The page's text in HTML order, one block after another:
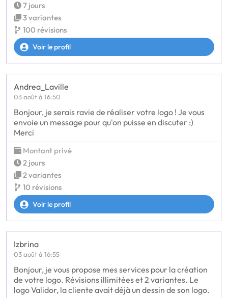
7 jours
3 variantes
100 révisions
Voir le profil
Andrea_Laville
03 août à 16:50
Bonjour, je serais ravie de réaliser votre logo ! Je vous
envoie un message pour qu'on puisse en discuter :)
Merci
Montant privé
2 jours
2 variantes
10 révisions
Voir le profil
Izbrina
03 août à 16:55
Bonjour, je vous propose mes services pour la création
de votre logo. Révisions illimitées et 2 variantes. Le
logo Validor, la cliente avait déjà un dessin de son logo.